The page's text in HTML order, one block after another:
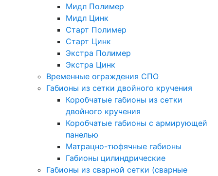
Мидл Полимер
Мидл Цинк
Старт Полимер
Старт Цинк
Экстра Полимер
Экстра Цинк
Временные ограждения СПО
Габионы из сетки двойного кручения
Коробчатые габионы из сетки
двойного кручения
Коробчатые габионы с армирующей
панелью
Матрацно-тюфячные габионы
Габионы цилиндрические
Габионы из сварной сетки (сварные